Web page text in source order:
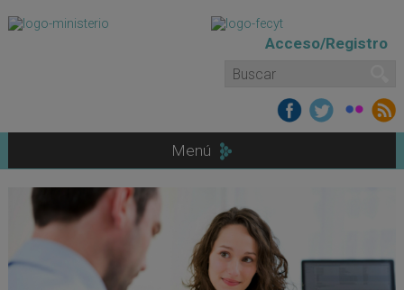
Acceso/Registro
Formulario de búsqueda
Buscar
Menú